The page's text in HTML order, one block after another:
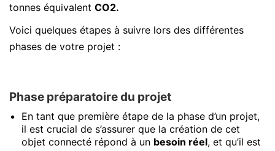
tonnes équivalent CO2.
Voici quelques étapes à suivre lors des différentes
phases de votre projet :
Phase préparatoire du projet
En tant que première étape de la phase d’un projet,
il est crucial de s’assurer que la création de cet
objet connecté répond à un besoin réel, et qu’il est